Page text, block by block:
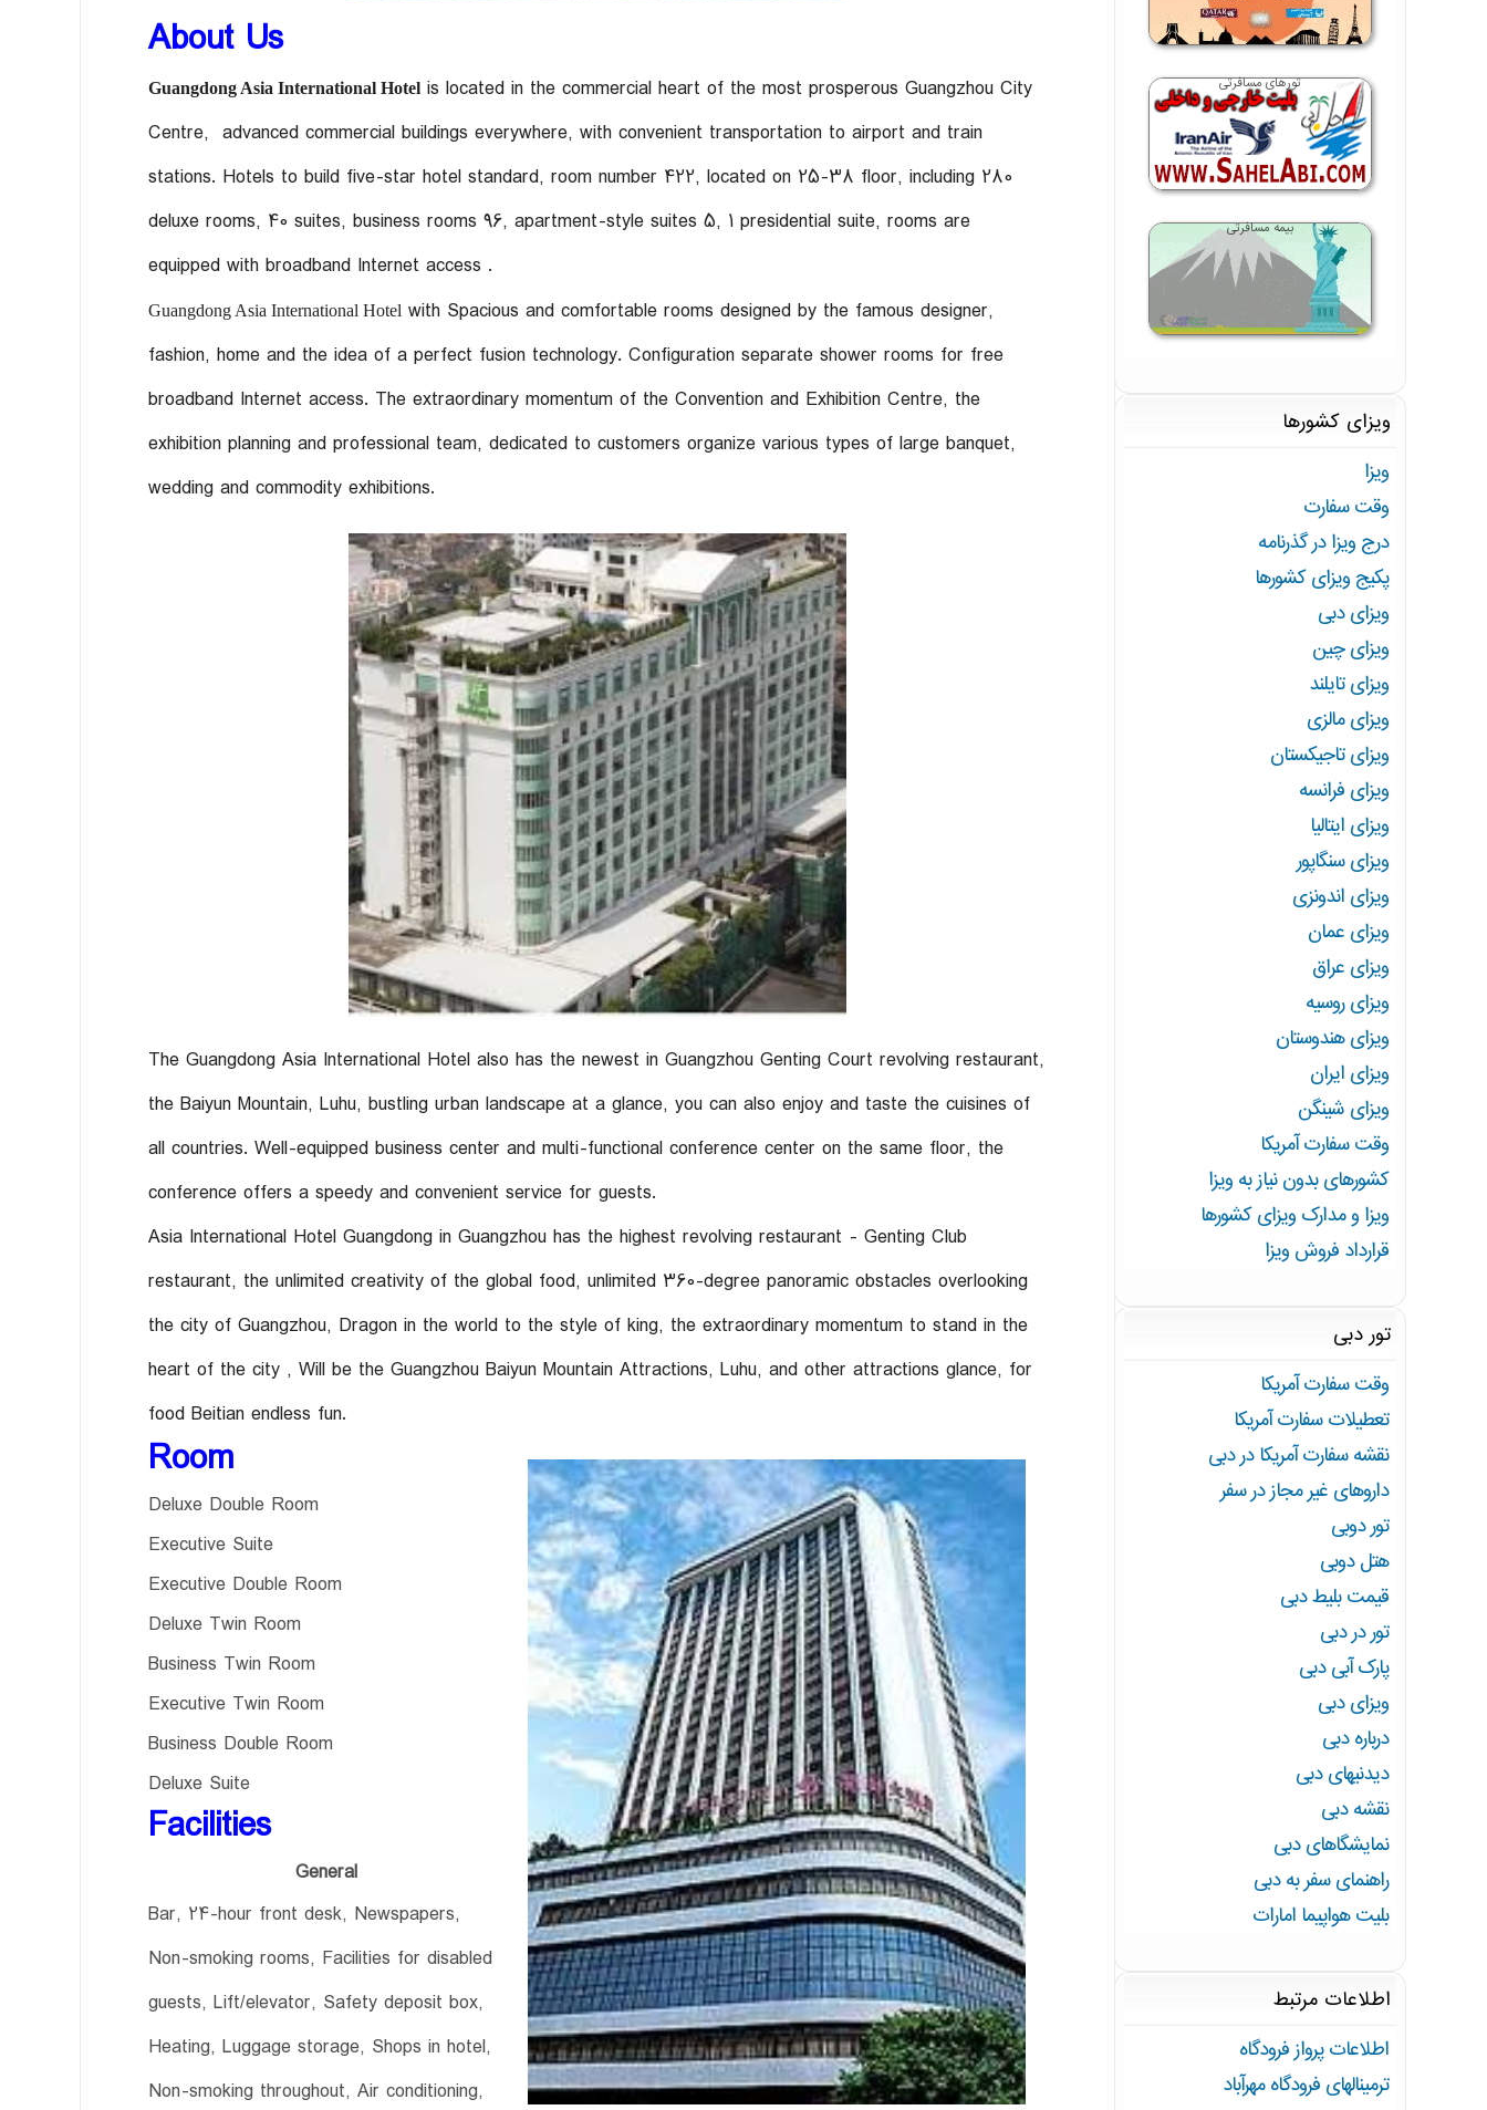
About Us
Guangdong Asia International Hotelis located in the commercial heart of the most prosperous Guangzhou City
Centre, advanced commercial buildings everywhere, with convenient transportation to airport and train
stations. Hotels to build five-star hotel standard, room number 422, located on 25-38 floor, including 280
deluxe rooms, 40 suites, business rooms 96, apartment-style suites 5, 1 presidential suite, rooms are
equipped with broadband Internet access .
Guangdong Asia International Hotelwith Spacious and comfortable rooms designed by the famous designer,
fashion, home and the idea of a perfect fusion technology. Configuration separate shower rooms for free
broadband Internet access. The extraordinary momentum of the Convention and Exhibition Centre, the
exhibition planning and professional team, dedicated to customers organize various types of large banquet,
wedding and commodity exhibitions.
The Guangdong Asia International Hotel also has the newest in Guangzhou Genting Court revolving restaurant,
the Baiyun Mountain, Luhu, bustling urban landscape at a glance, you can also enjoy and taste the cuisines of
all countries. Well-equipped business center and multi-functional conference center on the same floor, the
conference offers a speedy and convenient service for guests.
Asia International Hotel Guangdong in Guangzhou has the highest revolving restaurant - Genting Club
restaurant, the unlimited creativity of the global food, unlimited 360-degree panoramic obstacles overlooking
the city of Guangzhou, Dragon in the world to the style of king, the extraordinary momentum to stand in the
heart of the city , Will be the Guangzhou Baiyun Mountain Attractions, Luhu, and other attractions glance, for
food Beitian endless fun.
Room
Deluxe Double Room
Executive Suite
Executive Double Room
Deluxe Twin Room
Business Twin Room
Executive Twin Room
Business Double Room
Deluxe Suite
Facilities
General
Bar, 24-hour front desk, Newspapers,
Non-smoking rooms, Facilities for disabled
guests, Lift/elevator, Safety deposit box,
Heating, Luggage storage, Shops in hotel,
Non-smoking throughout, Air conditioning,
تورهای مسافرتی
بیمه مسافرتی
ویزای کشورها
ویزا
وقت سفارت
درج ویزا در گذرنامه
پکیج ویزای کشورها
ویزای دبی
ویزای چین
ویزای تایلند
ویزای مالزی
ویزای تاجیکستان
ویزای فرانسه
ویزای ایتالیا
ویزای سنگاپور
ویزای اندونزی
ویزای عمان
ویزای عراق
ویزای روسیه
ویزای هندوستان
ویزای ایران
ویزای شینگن
وقت سفارت آمریکا
کشورهای بدون نیاز به ویزا
ویزا و مدارک ویزای کشورها
قرارداد فروش ویزا
تور دبی
وقت سفارت آمریکا
تعطیلات سفارت آمریکا
نقشه سفارت آمریکا در دبی
داروهای غیر مجاز در سفر
تور دوبی
هتل دوبی
قیمت بلیط دبی
تور در دبی
پارک آبی دبی
ویزای دبی
درباره دبی
دیدنیهای دبی
نقشه دبی
نمایشگاهای دبی
راهنمای سفر به دبی
بلیت هواپیما امارات
اطلاعات مرتبط
اطلاعات پرواز فرودگاه
ترمینالهای فرودگاه مهرآباد